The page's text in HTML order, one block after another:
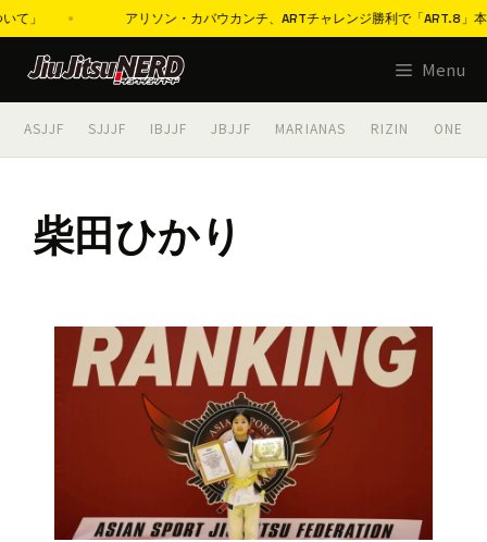
」 アリソン・カバウカンチ、ARTチャレンジ勝利で「ART.8」本
テ
Menu
ASJJF SJJJF IBJJF JBJJF MARIANAS RIZIN ONE
柴田ひかり